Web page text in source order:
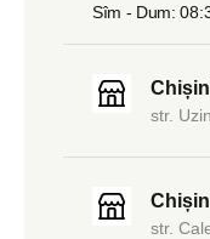
Sîm - Dum:
str.
str.